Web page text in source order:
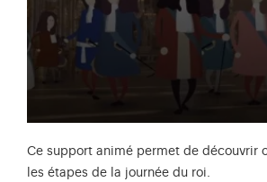
Ce support animé permet de découvrir
les étapes de la journée du roi.